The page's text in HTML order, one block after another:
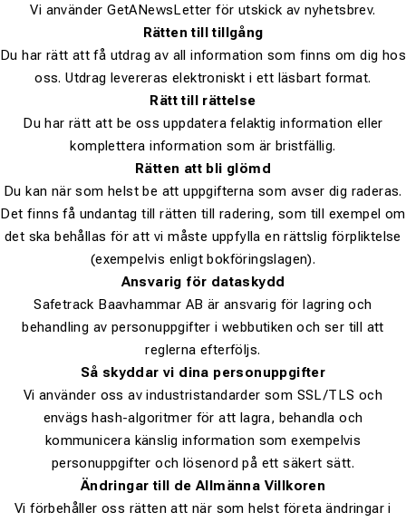
Vi använder GetANewsLetter för utskick av nyhetsbrev.
Rätten till tillgång
Du har rätt att få utdrag av all information som finns om dig hos
oss. Utdrag levereras elektroniskt i ett läsbart format.
Rätt till rättelse
Du har rätt att be oss uppdatera felaktig information eller
komplettera information som är bristfällig.
Rätten att bli glömd
Du kan när som helst be att uppgifterna som avser dig raderas.
Det finns få undantag till rätten till radering, som till exempel om
det ska behållas för att vi måste uppfylla en rättslig förpliktelse
(exempelvis enligt bokföringslagen).
Ansvarig för dataskydd
Safetrack Baavhammar AB är ansvarig för lagring och
behandling av personuppgifter i webbutiken och ser till att
reglerna efterföljs.
Så skyddar vi dina personuppgifter
Vi använder oss av industristandarder som SSL/TLS och
envägs hash-algoritmer för att lagra, behandla och
kommunicera känslig information som exempelvis
personuppgifter och lösenord på ett säkert sätt.
Ändringar till de Allmänna Villkoren
Vi förbehåller oss rätten att när som helst företa ändringar i